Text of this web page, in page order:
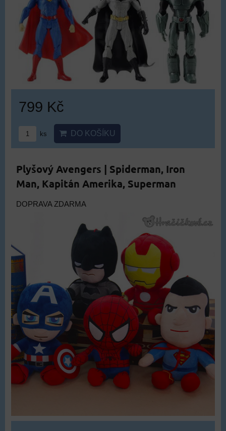
799 Kč
ks DO KOŠÍKU
Plyšový Avengers | Spiderman, Iron
Man, Kapitán Amerika, Superman
DOPRAVA ZDARMA